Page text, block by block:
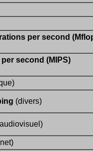
per second
second (MIPS)
(divers)